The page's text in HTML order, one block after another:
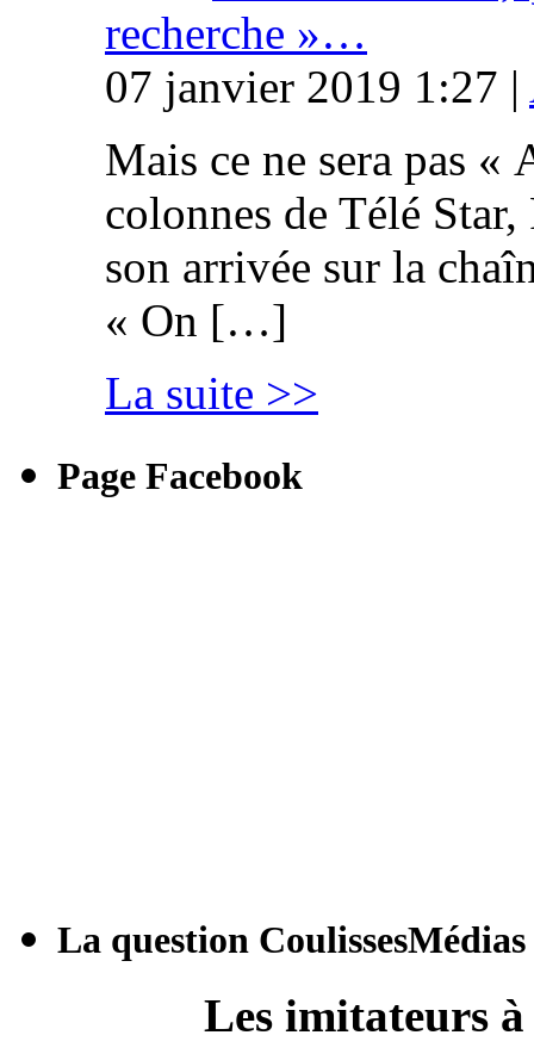
recherche »…
07 janvier 2019 1:27 |
Mais ce ne sera pas «
colonnes de Télé
son arrivée sur la
« On […]
La suite >>
Page Facebook
La question CoulissesMédias
Les imitateurs